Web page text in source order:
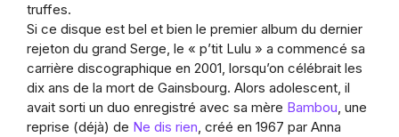
truffes.
Si ce disque est bel et bien le premier album du dernier
rejeton du grand Serge, le « p’tit Lulu » a commencé sa
carrière discographique en 2001, lorsqu’on célébrait les
dix ans de la mort de Gainsbourg. Alors adolescent, il
avait sorti un duo enregistré avec sa mère Bambou, une
reprise (déjà) de Ne dis rien, créé en 1967 par Anna